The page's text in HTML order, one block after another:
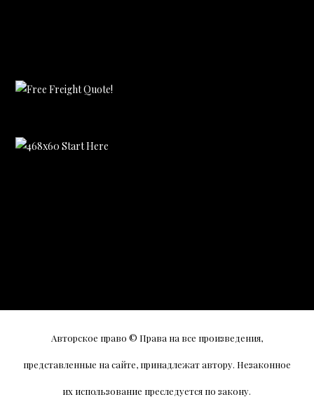
Авторское право © Права на все произведения,
представленные на сайте, принадлежат автору. Незаконное
их использование преследуется по закону.